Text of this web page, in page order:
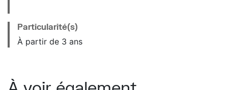
Particularité(s)
À partir de 3 ans